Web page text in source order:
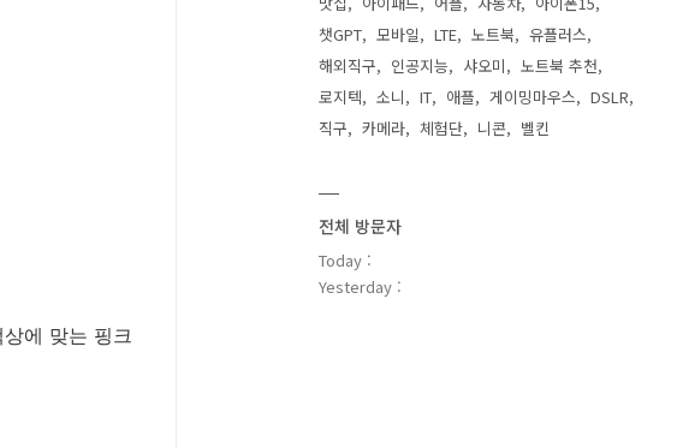
에 맞는 핑크
챗GPT
모바일 LTE 노트북
유플러스
해외직구
인공지능 샤오미
노트북 추천
로지텍
소니 IT 애플 게이밍마우스
DSLR
직구
카메라 체험단 니콘 벨킨
전체 방문자
Today :
Yesterday :